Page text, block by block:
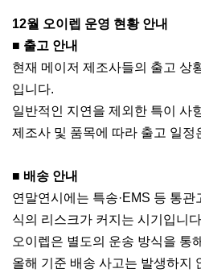
12월 오이렙 운영 현황 안내
■ 출고 안내
현재 메이저 제조사들의 출고 상
입니다.
일반적인 지연을 제외한 특이 사
제조사 및 품목에 따라 출고 일정
■ 배송 안내
연말연시에는 특송·EMS 등 통
식의 리스크가 커지는 시기입니
오이렙은 별도의 운송 방식을 통
올해 기준 배송 사고는 발생하지